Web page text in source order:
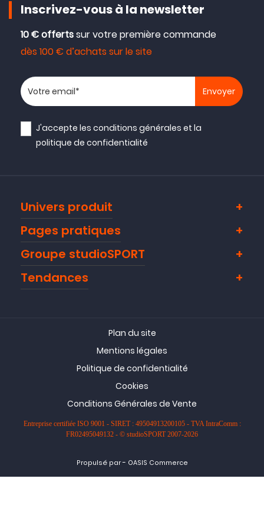
Inscrivez-vous à la newsletter
10 € offertssur votre première commande
dès 100 € d’achats sur le site
Votre adresse email
J'accepte lesconditions générales et la
politique de confidentialité
Univers produit
Pages pratiques
Groupe studioSPORT
Tendances
Plan du site
Mentions légales
Politique de confidentialité
Cookies
Conditions Générales de Vente
Entreprise certifiée ISO 9001 - SIRET : 49504913200105 - TVA IntraComm :
FR02495049132 - © studioSPORT 2007-2026
Propulsé par- OASIS Commerce